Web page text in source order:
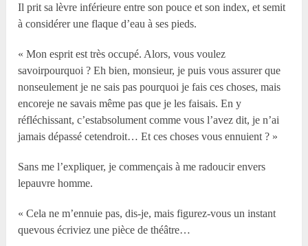
Il prit sa lèvre inférieure entre son pouce et son index, et semit
à considérer une flaque d’eau à ses pieds.
« Mon esprit est très occupé. Alors, vous voulez
savoirpourquoi ? Eh bien, monsieur, je puis vous assurer que
nonseulement je ne sais pas pourquoi je fais ces choses, mais
encoreje ne savais même pas que je les faisais. En y
réfléchissant, c’estabsolument comme vous l’avez dit, je n’ai
jamais dépassé cetendroit… Et ces choses vous ennuient ? »
Sans me l’expliquer, je commençais à me radoucir envers
lepauvre homme.
« Cela ne m’ennuie pas, dis-je, mais figurez-vous un instant
quevous écriviez une pièce de théâtre…